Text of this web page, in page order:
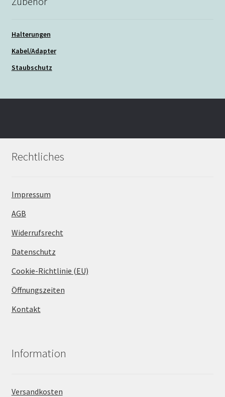
Halterungen
Kabel/Adapter
Staubschutz
Rechtliches
Impressum
AGB
Widerrufsrecht
Datenschutz
Cookie-Richtlinie (EU)
Öffnungszeiten
Kontakt
Information
Versandkosten